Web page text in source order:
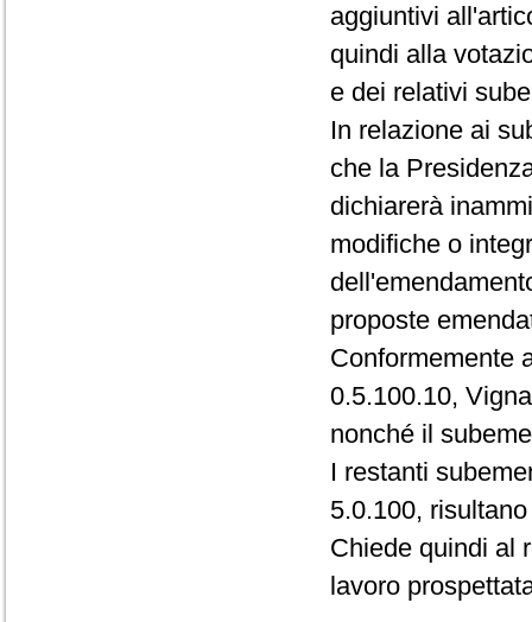
aggiuntivi
quindi alla
e dei relativi
In relazione ai
che la
dichiarerà
modifiche o
proposte
Conformemente
0.5.100.10,
nonché il
I restanti
5.0.100,
Chiede quindi al
lavoro